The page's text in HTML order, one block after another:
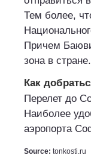
Тем более,
Причем
зона в стране.
Как
Перелет до
Наиболее
аэропорта
Source: tonkosti.ru